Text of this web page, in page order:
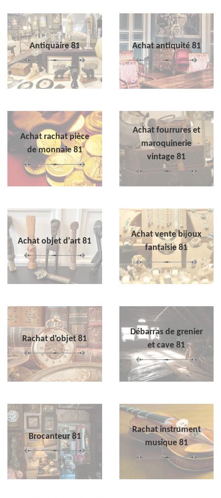
Antiquaire 81 Achat antiquité 81
Achat rachat pièce
de monnaie 81
Achat fourrures et
maroquinerie
vintage 81
Achat objet d'art 81
Achat vente bijoux
fantaisie 81
Rachat d'objet 81
Débarras de grenier
et cave 81
Brocanteur 81
Rachat instrument
musique 81